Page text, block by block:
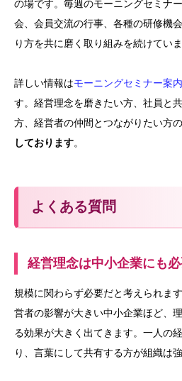
の場です。毎週のモーニングセミナ
会、会員交流の行事、各種の研修機
り方を共に磨く取り組みを続けていま
詳しい情報はモーニングセミナー案
す。経営理念を磨きたい方、社員と
方、経営者の仲間とつながりたい方の
しております。
よくある質問
経営理念は中小企業にも
規模に関わらず必要だと考えられま
営者の影響が大きい中小企業ほど、
る効果が大きく出てきます。一人の
り、言葉にして共有する方が組織は